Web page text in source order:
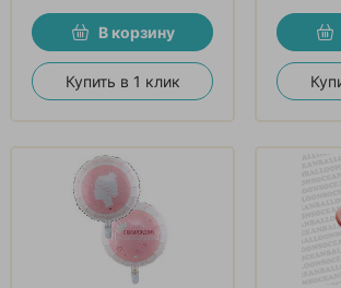
В корзину
Купить в 1 клик